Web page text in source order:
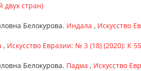
двух стран)
Белокурова. Индала , Искусство
, Искусство Евразии: № 3 (18) (2020): К
Белокурова. Падма , Искусство